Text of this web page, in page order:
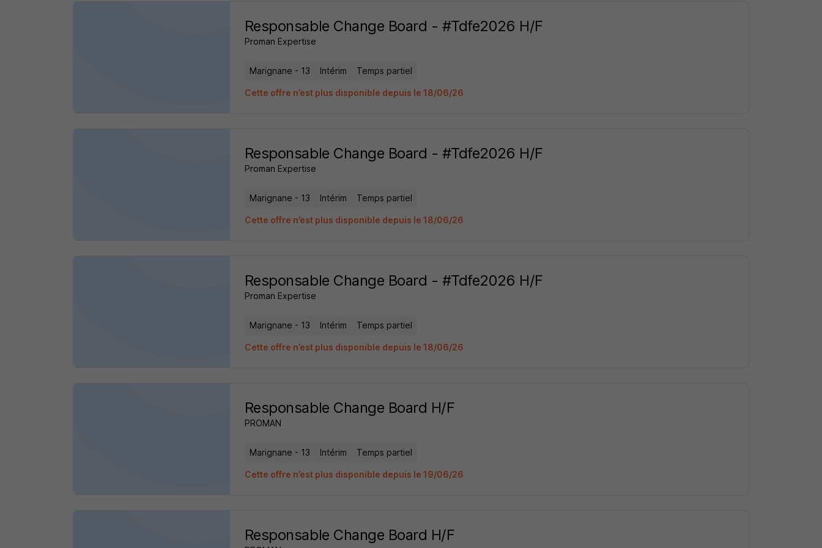
Responsable Change Board - #Tdfe2026 H/F
Proman Expertise
Marignane - 13 Intérim Temps partiel
Cette offre n’est plus disponible depuis le 18/06/26
Responsable Change Board - #Tdfe2026 H/F
Proman Expertise
Marignane - 13 Intérim Temps partiel
Cette offre n’est plus disponible depuis le 18/06/26
Responsable Change Board - #Tdfe2026 H/F
Proman Expertise
Marignane - 13 Intérim Temps partiel
Cette offre n’est plus disponible depuis le 18/06/26
Responsable Change Board H/F
PROMAN
Marignane - 13 Intérim Temps partiel
Cette offre n’est plus disponible depuis le 19/06/26
Responsable Change Board H/F